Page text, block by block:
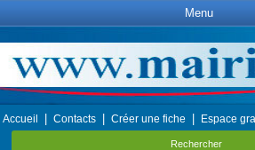
Menu
Accueil Contacts Créer une fiche Espace
Rechercher